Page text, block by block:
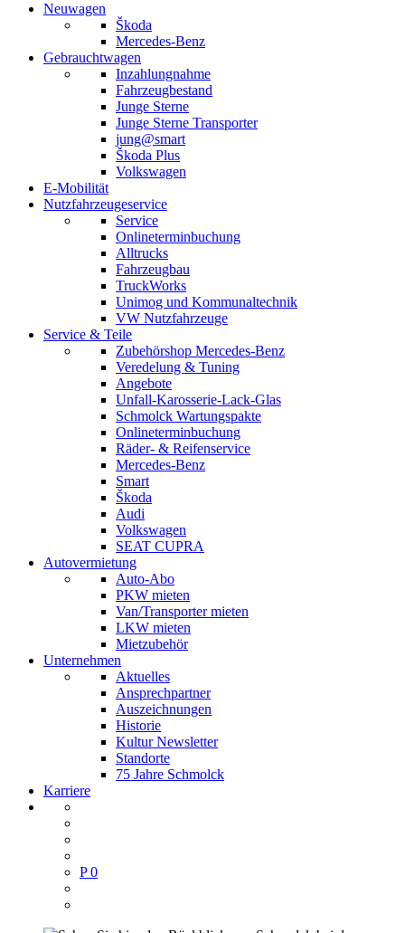
Neuwagen
Škoda
Mercedes-Benz
Gebrauchtwagen
Inzahlungnahme
Fahrzeugbestand
Junge Sterne
Junge Sterne Transporter
jung@smart
Škoda Plus
Volkswagen
E-Mobilität
Nutzfahrzeugeservice
Service
Onlineterminbuchung
Alltrucks
Fahrzeugbau
TruckWorks
Unimog und Kommunaltechnik
VW Nutzfahrzeuge
Service & Teile
Zubehörshop Mercedes-Benz
Veredelung & Tuning
Angebote
Unfall-Karosserie-Lack-Glas
Schmolck Wartungspakte
Onlineterminbuchung
Räder- & Reifenservice
Mercedes-Benz
Smart
Škoda
Audi
Volkswagen
SEAT CUPRA
Autovermietung
Auto-Abo
PKW mieten
Van/Transporter mieten
LKW mieten
Mietzubehör
Unternehmen
Aktuelles
Ansprechpartner
Auszeichnungen
Historie
Kultur Newsletter
Standorte
75 Jahre Schmolck
Karriere
P 0